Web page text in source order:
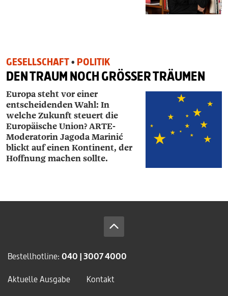
GESELLSCHAFT• POLITIK
DEN TRAUM NOCH GRÖSSER TRÄUMEN
Europa steht vor einer
entscheidenden Wahl: In
welche Zukunft steuert die
Europäische Union? ARTE-
Moderatorin Jagoda Marinić
blickt auf einen Kontinent, der
Hoffnung machen sollte.
Bestellhotline: 040 | 3007 4000
Aktuelle Ausgabe
Kontakt